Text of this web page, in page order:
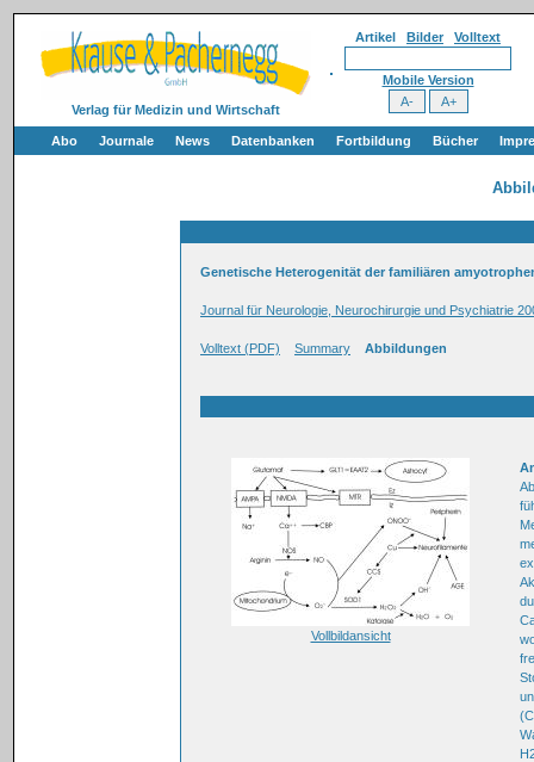
Verlag für Medizin und Wirtschaft
Artikel Bilder Volltext
Mobile Version
Abo Journale News Datenbanken Fortbildung Bücher
Genetische Heterogenität der familiären
Journal für Neurologie, Neurochirurgie und Psychiatrie
Volltext (PDF) Summary Abbildungen
Vollbildansicht